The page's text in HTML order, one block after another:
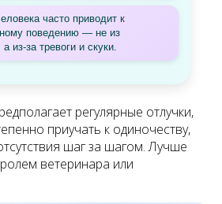
часто приводит к
поведению — не из
из-за тревоги и скуки.
регулярные отлучки,
приучать к одиночеству,
шаг за шагом. Лучше
ветеринара или